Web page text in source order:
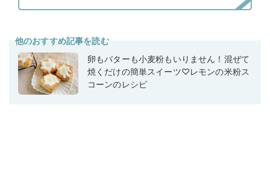
他のおすすめ記事を読む
卵もバターも小麦粉もいりません！混ぜて
焼くだけの簡単スイーツ♡レモンの米粉ス
コーンのレシピ